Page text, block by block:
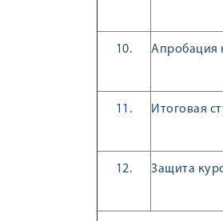
10. Апробация
11. Итоговая
12. Защита